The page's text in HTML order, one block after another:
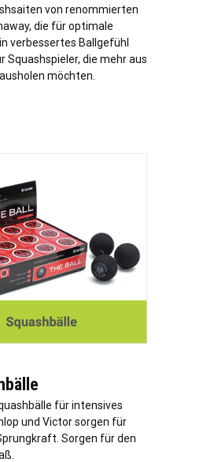
von renommierten
die für optimale
verbessertes Ballgefühl
Squashspieler, die mehr aus
möchten.
für intensives
und Victor sorgen für
Sorgen für den